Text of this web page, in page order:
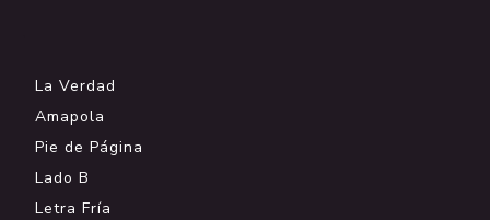
La Verdad
Amapola
Pie de Página
Lado B
Letra Fría